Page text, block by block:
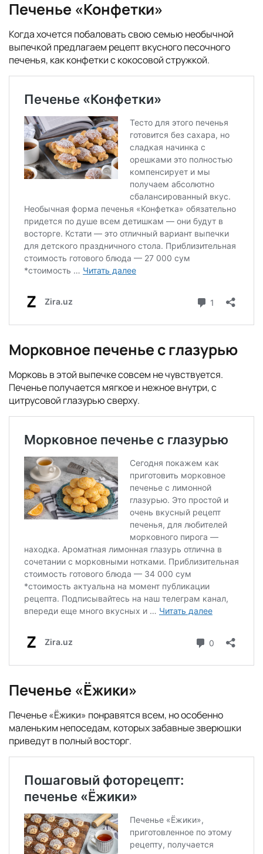
Печенье «Конфетки»
Когда хочется побаловать свою семью необычной
выпечкой предлагаем рецепт вкусного песочного
печенья, как конфетки с кокосовой стружкой.
Морковное печенье с глазурью
Морковь в этой выпечке совсем не чувствуется.
Печенье получается мягкое и нежное внутри, с
цитрусовой глазурью сверху.
Печенье «Ёжики»
Печенье «Ёжики» понравятся всем, но особенно
маленьким непоседам, которых забавные зверюшки
приведут в полный восторг.